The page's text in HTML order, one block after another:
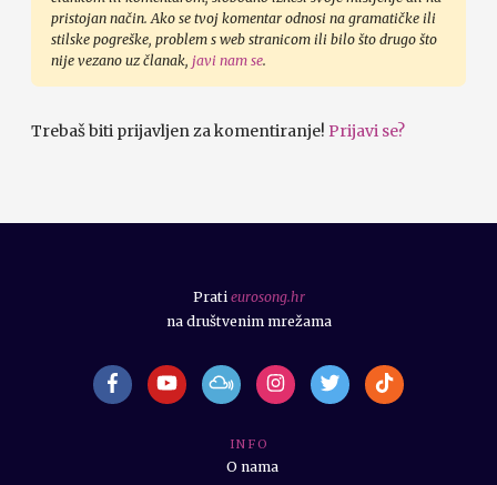
pristojan način. Ako se tvoj komentar odnosi na gramatičke ili
stilske pogreške, problem s web stranicom ili bilo što drugo što
nije vezano uz članak, javi nam se.
Trebaš biti prijavljen za komentiranje! Prijavi se?
I N F O
O nama
Prati eurosong.hr
na društvenim mrežama